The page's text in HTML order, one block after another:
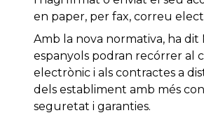
en paper, per fax, correu
Amb la nova normativa, ha dit
espanyols podran recórrer al
electrònic i als contractes a
dels establiment amb més
seguretat i garanties.